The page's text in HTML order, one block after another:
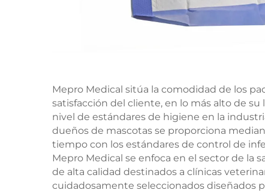
Mepro Medical sitúa la comodidad de los
satisfacción del cliente, en lo más alto de
nivel de estándares de higiene en la
dueños de mascotas se proporciona
tiempo con los estándares de control de
Mepro Medical se enfoca en el sector de la
de alta calidad destinados a clínicas
cuidadosamente seleccionados diseñados